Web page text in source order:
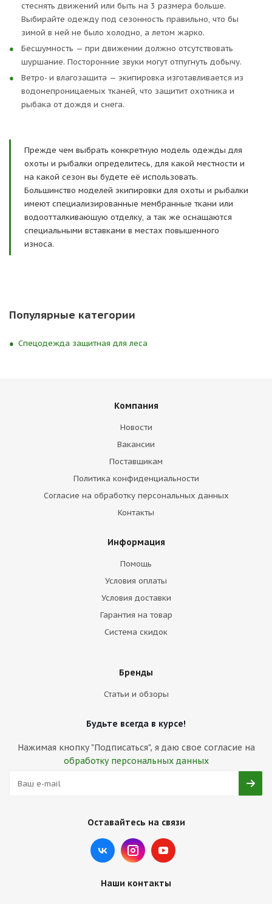
стеснять движений или быть на 3 размера больше.
Выбирайте одежду под сезонность правильно, что бы
зимой в ней не было холодно, а летом жарко.
Бесшумность — при движении должно отсутствовать
шуршание. Посторонние звуки могут отпугнуть добычу.
Ветро- и влагозащита — экипировка изготавливается из
водонепроницаемых тканей, что защитит охотника и
рыбака от дождя и снега.
Прежде чем выбрать конкретную модель одежды для
охоты и рыбалки определитесь, для какой местности и
на какой сезон вы будете её использовать.
Большинство моделей экипировки для охоты и рыбалки
имеют специализированные мембранные ткани или
водоотталкивающую отделку, а так же оснащаются
специальными вставками в местах повышенного
износа.
Популярные категории
Спецодежда защитная для леса
Компания
Новости
Вакансии
Поставщикам
Политика конфиденциальности
Согласие на обработку персональных данных
Контакты
Информация
Помощь
Условия оплаты
Условия доставки
Гарантия на товар
Система скидок
Бренды
Статьи и обзоры
Будьте всегда в курсе!
Нажимая кнопку "Подписаться", я даю свое согласие на
обработку персональных данных
Оставайтесь на связи
Наши контакты